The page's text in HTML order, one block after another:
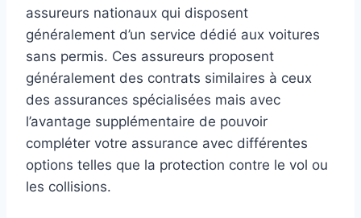
assureurs nationaux qui disposent
généralement d’un service dédié aux voitures
sans permis. Ces assureurs proposent
généralement des contrats similaires à ceux
des assurances spécialisées mais avec
l’avantage supplémentaire de pouvoir
compléter votre assurance avec différentes
options telles que la protection contre le vol ou
les collisions.